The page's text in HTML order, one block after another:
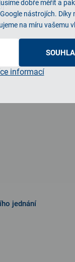
dobře měřit a
nástrojích. Díky
na míru vašemu
informací
jednání